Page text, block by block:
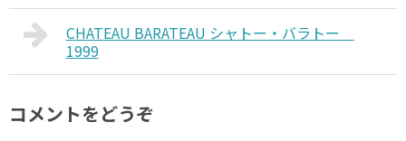
CHATEAU BARATEAU シャトー・バラトー
1999
コメントをどうぞ